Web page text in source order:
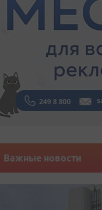
Важные новости